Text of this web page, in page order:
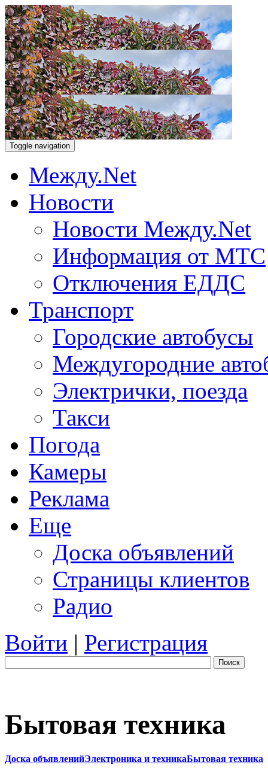
Toggle navigation
Между.Net
Новости
Новости Между.Net
Информация от МТС
Отключения ЕДДС
Транспорт
Городские автобусы
Междугородние
Электрички, поезда
Такси
Погода
Камеры
Реклама
Еще
Доска объявлений
Страницы клиентов
Радио
Войти | Регистрация
Поиск
Бытовая техника
Доска объявленийЭлектроника и техникаБытовая техника